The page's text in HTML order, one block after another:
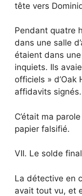
tête vers
Pendant quatre
dans une salle
étaient dans
inquiets. Ils
officiels » d’Oak
affidavits signés.
C’était ma
papier falsifié.
VII. Le solde final
La détective en
avait tout vu, et